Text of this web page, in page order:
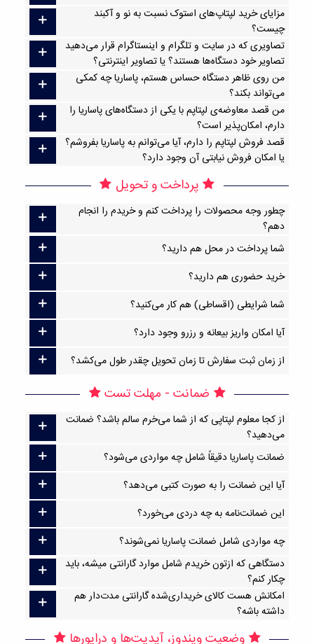
مزایای خرید لپتاپ‌های استوک نسبت به نو و آکبند
چیست؟
تصاویری که در سایت و تلگرام و اینستاگرام قرار می‌دهید
تصاویر خود دستگاه‌ها هستند؟ یا تصاویر اینترنتی؟
من روی ظاهر دستگاه حساس هستم، پاساریا چه کمکی
می‌تواند بکند؟
من قصد معاوضه‌ی لپتاپم با یکی از دستگاه‌های پاساریا را
دارم، امکان‌پذیر است؟
قصد فروش لپتاپم را دارم، آیا می‌توانم به پاساریا بفروشم؟
یا امکان فروش نیابتی آن وجود دارد؟
پرداخت و تحویل
چطور وجه محصولات را پرداخت کنم و خریدم را انجام
دهم؟
شما پرداخت در محل هم دارید؟
خرید حضوری هم دارید؟
شما شرایطی (اقساطی) هم کار می‌کنید؟
آیا امکان واریز بیعانه و رزرو وجود دارد؟
از زمان ثبت سفارش تا زمان تحویل چقدر طول می‌کشد؟
ضمانت - مهلت تست
از کجا معلوم لپتاپی که از شما می‌خرم سالم باشد؟ ضمانت
می‌دهید؟
ضمانت پاساریا دقیقاً شامل چه مواردی می‌شود؟
آیا این ضمانت را به صورت کتبی می‌دهد؟
این ضمانت‌نامه به چه دردی می‌خورد؟
چه مواردی شامل ضمانت پاساریا نمی‌شوند؟
دستگاهی که ازتون خریدم شامل موارد گارانتی میشه، باید
چکار کنم؟
امکانش هست کالای خریداری‌شده گارانتی مدت‌دار هم
داشته باشه؟
وضعیت ویندوز، آپدیت‌ها و درایورها